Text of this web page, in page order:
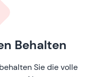
Behalten
Sie die volle